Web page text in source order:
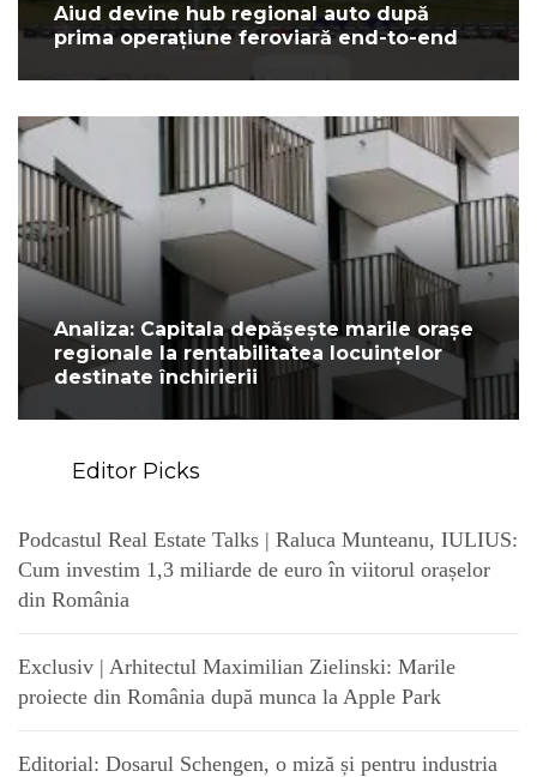
Aiud devine hub regional auto după
prima operațiune feroviară end-to-end
Analiza: Capitala depășește marile orașe
regionale la rentabilitatea locuințelor
destinate închirierii
Editor Picks
Podcastul Real Estate Talks | Raluca Munteanu, IULIUS:
Cum investim 1,3 miliarde de euro în viitorul orașelor
din România
Exclusiv | Arhitectul Maximilian Zielinski: Marile
proiecte din România după munca la Apple Park
Editorial: Dosarul Schengen, o miză și pentru industria